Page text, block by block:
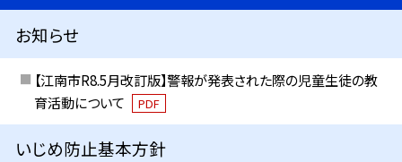
お知らせ
【江南市R8.5月改訂版】警報が発表された際の児童生徒の教
育活動について
PDF
いじめ防止基本方針